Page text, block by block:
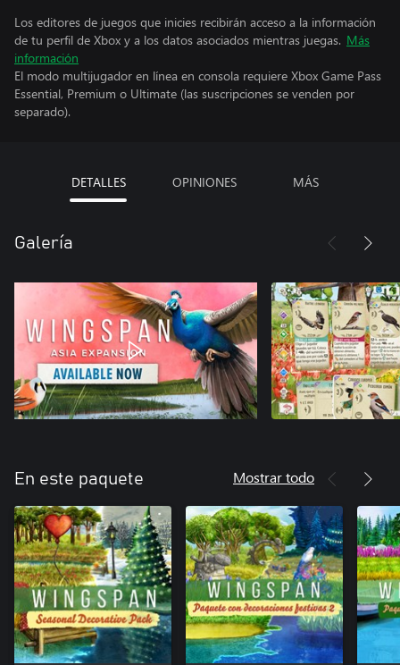
Los editores de juegos que inicies recibirán acceso a la información
de tu perfil de Xbox y a los datos asociados mientras juegas. Más
información
El modo multijugador en línea en consola requiere Xbox Game Pass
Essential, Premium o Ultimate (las suscripciones se venden por
separado).
DETALLES OPINIONES MÁS
Galería
En este paquete Mostrar todo